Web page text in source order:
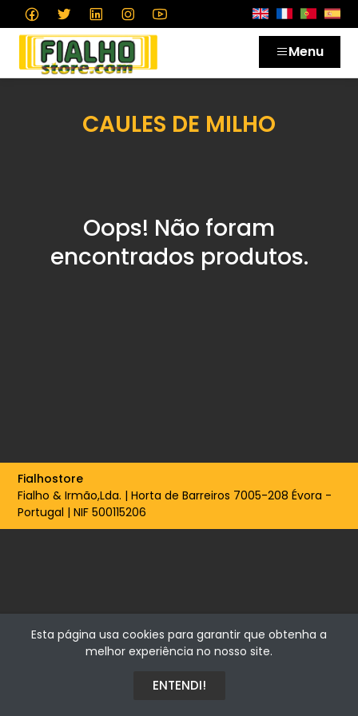
Menu
CAULES DE MILHO
Oops! Não foram
encontrados produtos.
Fialhostore
Fialho & Irmão,Lda. | Horta de Barreiros 7005-208 Évora -
Portugal | NIF 500115206
Esta página usa cookies para garantir que obtenha a
melhor experiência no nosso site.
ENTENDI!